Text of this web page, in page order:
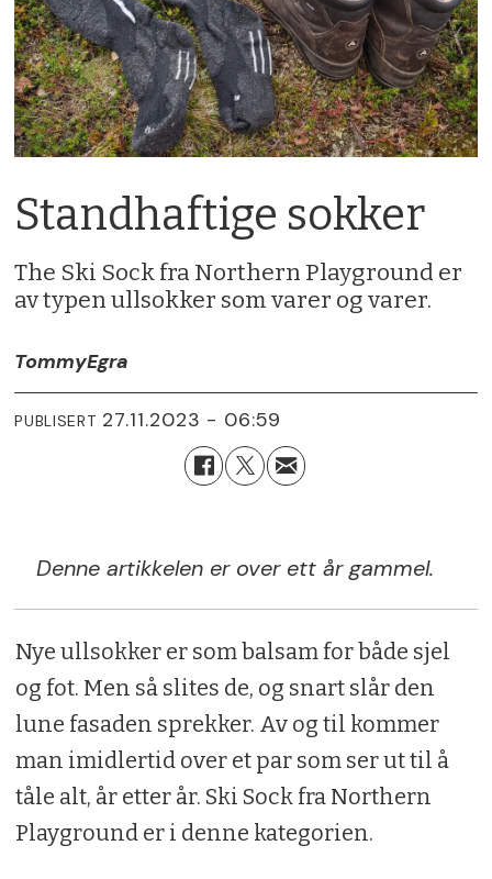
Standhaftige sokker
The Ski Sock fra Northern Playground er
av typen ullsokker som varer og varer.
TommyEgra
PUBLISERT 27.11.2023 - 06:59
Denne artikkelen er over ett år gammel.
Nye ullsokker er som balsam for både sjel
og fot. Men så slites de, og snart slår den
lune fasaden sprekker. Av og til kommer
man imidlertid over et par som ser ut til å
tåle alt, år etter år. Ski Sock fra Northern
Playground er i denne kategorien.